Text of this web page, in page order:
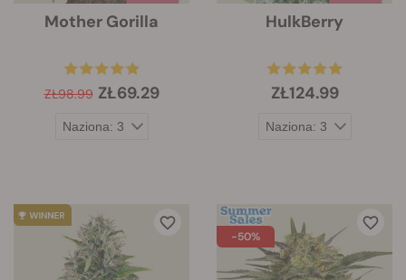
Mother Gorilla
ZŁ98.99 ZŁ69.29
HulkBerry
ZŁ124.99
-50%